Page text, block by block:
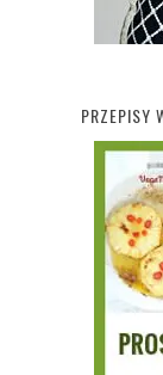
PRZEPISY